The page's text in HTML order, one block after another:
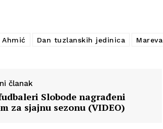
Ahmić Dan tuzlanskih jedinica
članak
Slobode nagrađeni
za sjajnu sezonu (VIDEO)